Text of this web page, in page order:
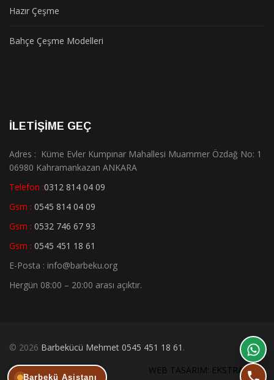
Hazır Çeşme
Bahçe Çeşme Modelleri
İLETİŞİME GEÇ
Adres : Küme Evler Kumpınar Mahallesi Muammer Özdağ No: 1
06980 Kahramankazan ANKARA
Telefon :0312 814 04 09
Gsm : 0545 814 04 09
Gsm : 0532 746 67 93
Gsm : 0545 451 18 61
E-Posta : info@barbeku.org
Hergün 08:00 – 20:00 arası açıktır.
© 2026 Barbekücü Mehmet 0545 451 18 61 .
WEB TASARIM: EKSTRA WEB
Barbekü Asistanı